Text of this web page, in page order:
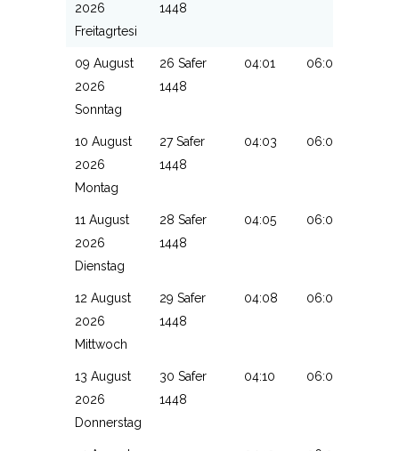
2026
Freitagrtesi
1448
09 August
2026
Sonntag
26 Safer
1448
04:01 06:03
10 August
2026
Montag
27 Safer
1448
04:03 06:04
11 August
2026
Dienstag
28 Safer
1448
04:05 06:05
12 August
2026
Mittwoch
29 Safer
1448
04:08 06:07
13 August
2026
Donnerstag
30 Safer
1448
04:10 06:08